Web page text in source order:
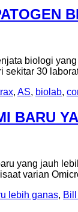
biologi
sekitar 30
, AS, biolab,
BARU
yang jauh
varian
lebih ganas,